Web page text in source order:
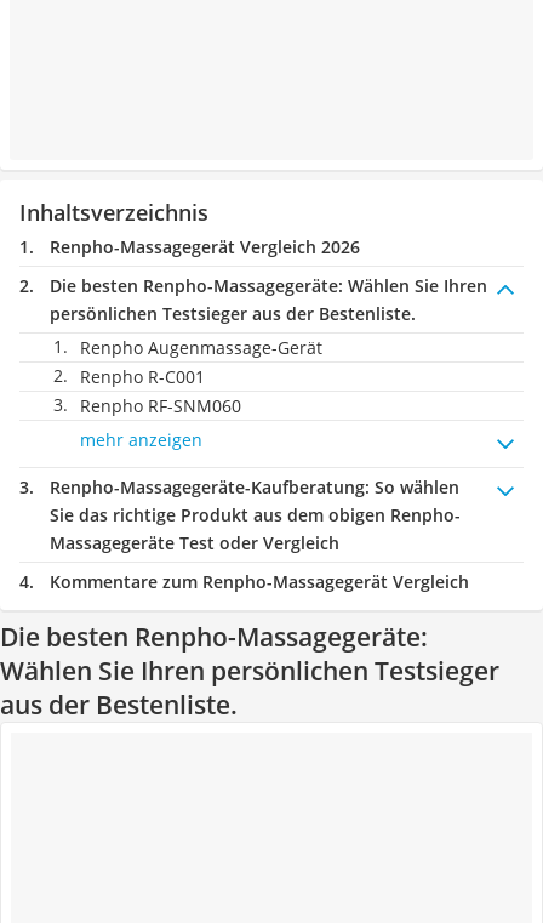
Inhaltsverzeichnis
Renpho-Massagegerät Vergleich 2026
Die besten Renpho-Massagegeräte: Wählen Sie Ihren
persönlichen Testsieger aus der Bestenliste.
Renpho Augenmassage-Gerät
Renpho R-C001
Renpho RF-SNM060
mehr anzeigen
Renpho-Massagegeräte-Kaufberatung: So wählen
Sie das richtige Produkt aus dem obigen Renpho-
Massagegeräte Test oder Vergleich
Kommentare zum Renpho-Massagegerät Vergleich
Die besten Renpho-Massagegeräte:
Wählen Sie Ihren persönlichen Testsieger
aus der Bestenliste.